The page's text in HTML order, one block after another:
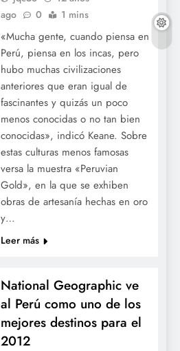
ago
0 1 mins
«Mucha gente, cuando piensa en
Perú, piensa en los incas, pero
hubo muchas civilizaciones
anteriores que eran igual de
fascinantes y quizás un poco
menos conocidas o no tan bien
conocidas», indicó Keane. Sobre
estas culturas menos famosas
versa la muestra «Peruvian
Gold», en la que se exhiben
obras de artesanía hechas en oro
y…
Leer más
National Geographic ve
al Perú como uno de los
mejores destinos para el
2012